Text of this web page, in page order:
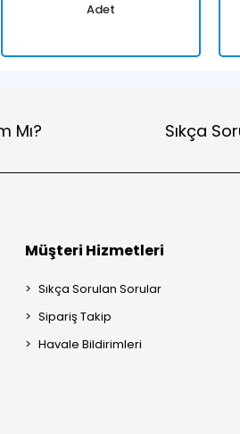
Adet
Mı? Sıkça
Müşteri Hizmetleri
Sıkça Sorulan Sorular
Sipariş Takip
Havale Bildirimleri